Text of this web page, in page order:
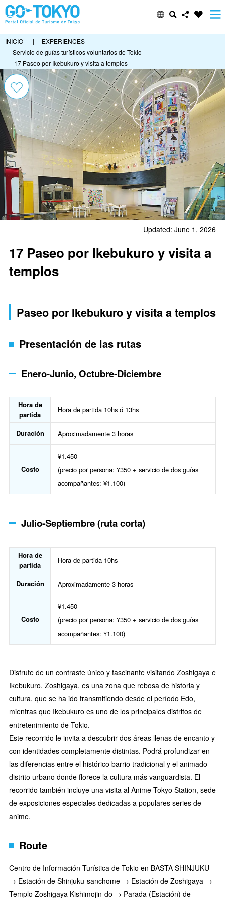
INICIO | EXPERIENCES
|
Servicio de guías turísticos voluntarios de Tokio
|
17 Paseo por Ikebukuro y visita a templos
Updated: June 1, 2026
17 Paseo por Ikebukuro y visita a
templos
Paseo por Ikebukuro y visita a templos
Presentación de las rutas
Enero-Junio, Octubre-Diciembre
Hora de
partida
Hora de partida 10hs ó 13hs
Duración Aproximadamente 3 horas
Costo
¥1.450
(precio por persona: ¥350 + servicio de dos guías
acompañantes: ¥1.100)
Julio-Septiembre (ruta corta)
Hora de
partida
Hora de partida 10hs
Duración Aproximadamente 3 horas
Costo
¥1.450
(precio por persona: ¥350 + servicio de dos guías
acompañantes: ¥1.100)
Disfrute de un contraste único y fascinante visitando Zoshigaya e
Ikebukuro. Zoshigaya, es una zona que rebosa de historia y
cultura, que se ha ido transmitiendo desde el período Edo,
mientras que Ikebukuro es uno de los principales distritos de
entretenimiento de Tokio.
Este recorrido le invita a descubrir dos áreas llenas de encanto y
con identidades completamente distintas. Podrá profundizar en
las diferencias entre el histórico barrio tradicional y el animado
distrito urbano donde florece la cultura más vanguardista. El
recorrido también incluye una visita al Anime Tokyo Station, sede
de exposiciones especiales dedicadas a populares series de
anime.
Route
Centro de Información Turística de Tokio en BASTA SHINJUKU
→ Estación de Shinjuku-sanchome → Estación de Zoshigaya →
Templo Zoshigaya Kishimojin-do → Parada (Estación) de